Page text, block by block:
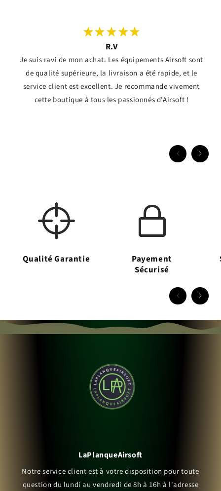
R.V
Je suis ravi de mon achat. Les équipements Airsoft sont
de qualité supérieure, la livraison a été rapide, et le
service client est excellent. Je recommande vivement
cette boutique à tous les passionnés d'Airsoft !
Qualité Garantie
Payement
Sécurisé
LaPlanqueAirsoft
Notre service client est à votre disposition pour toute
question du lundi au vendredi de 8h à 16h à l'adresse